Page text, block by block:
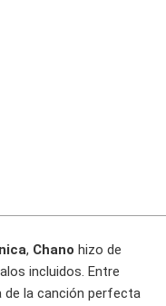
, Chano hizo de
incluidos. Entre
de la canción perfecta